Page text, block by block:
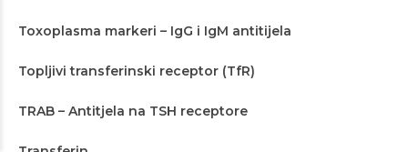
Toxoplasma markeri – IgG i IgM antitijela
Topljivi transferinski receptor (TfR)
TRAB – Antitjela na TSH receptore